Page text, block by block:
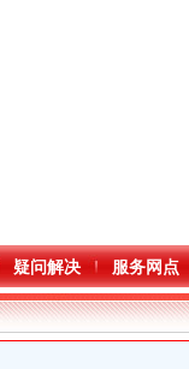
疑问解决 服务网点